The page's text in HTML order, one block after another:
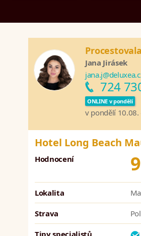
Jana Jirásek
724
ONLINE v pondělí
v pondělí
Hotel Long Beach
Hodnocení
Lokalita
Strava